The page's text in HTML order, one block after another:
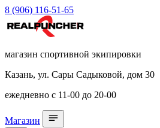
8 (906) 116-51-65
магазин спортивной экипировки
Казань, ул. Сары Садыковой, дом 30
ежедневно с 11-00 до 20-00
Магазин